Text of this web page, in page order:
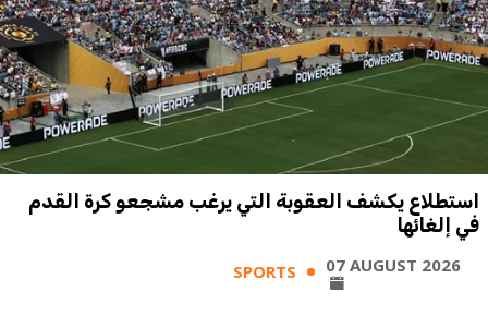
استطلاع يكشف العقوبة التي يرغب مشجعو كرة القدم
في إلغائها
SPORTS 07 AUGUST 2026